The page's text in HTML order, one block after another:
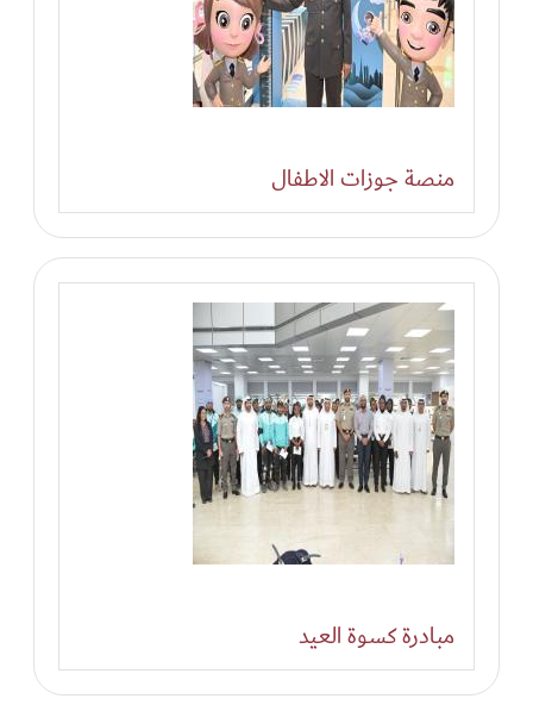
منصة جوزات الاطفال
مبادرة كسوة العيد